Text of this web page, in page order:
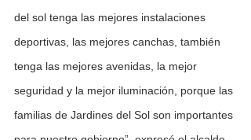
del sol tenga las mejores instalaciones
deportivas, las mejores canchas, también
tenga las mejores avenidas, la mejor
seguridad y la mejor iluminación, porque las
familias de Jardines del Sol son importantes